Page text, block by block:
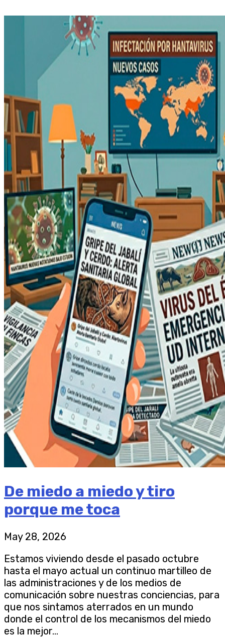
De miedo a miedo y tiro
porque me toca
May 28, 2026
Estamos viviendo desde el pasado octubre
hasta el mayo actual un continuo martilleo de
las administraciones y de los medios de
comunicación sobre nuestras conciencias, para
que nos sintamos aterrados en un mundo
donde el control de los mecanismos del miedo
es la mejor...